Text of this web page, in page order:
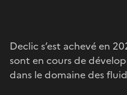
Declic s’est achevé en
sont en cours de
dans le domaine des